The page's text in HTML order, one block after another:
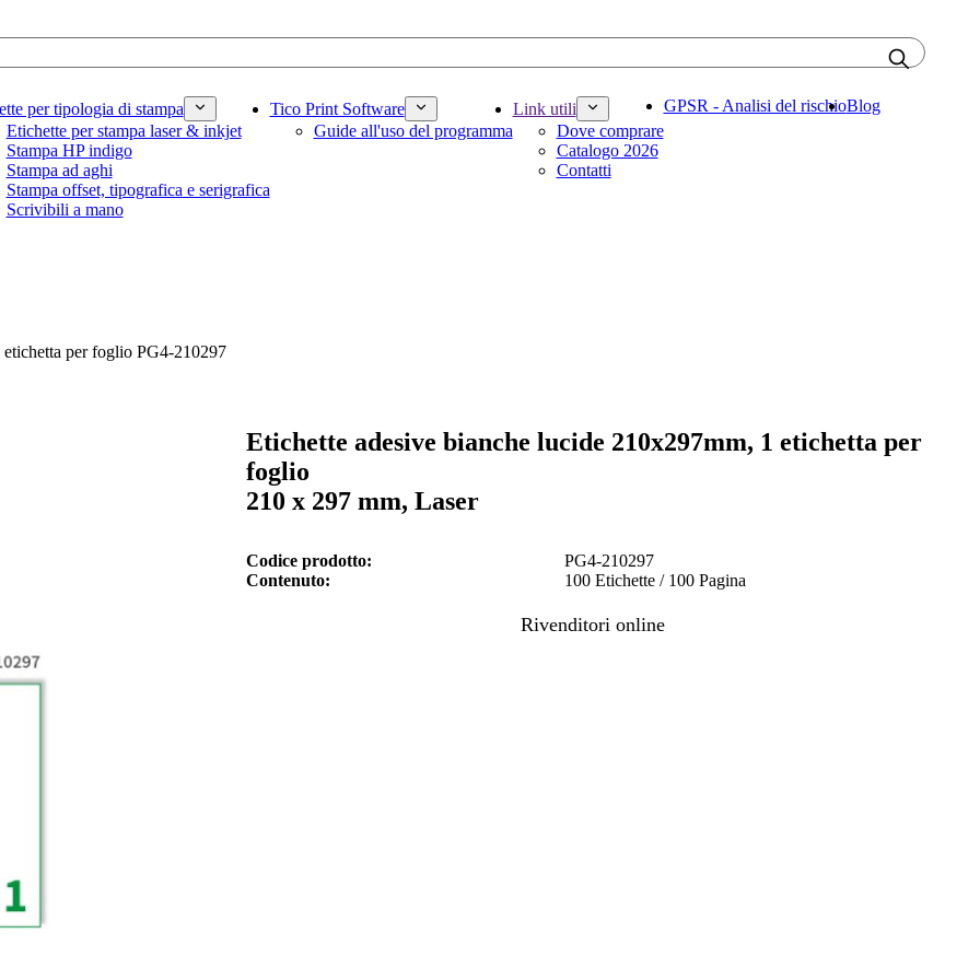
per tipologia di stampa
Etichette per stampa laser & inkjet
Stampa HP indigo
Stampa ad aghi
Stampa offset, tipografica e serigrafica
Scrivibili a mano
Tico Print Software
Guide all'uso del programma
Link utili
Dove comprare
Catalogo 2026
Contatti
GPSR - Analisi del rischioBlog
per foglio PG4-210297
Etichette adesive bianche lucide 210x297mm, 1 etichetta per
foglio
210 x 297 mm, Laser
Codice prodotto
PG4-210297
Contenuto
100 Etichette / 100 Pagina